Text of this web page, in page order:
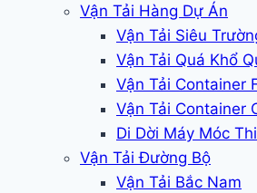
Vận Tải Hàng Dự Án
Vận Tải Siêu
Vận Tải Quá Khổ
Vận Tải Container
Vận Tải Container
Di Dời Máy Móc
Vận Tải Đường Bộ
Vận Tải Bắc Nam